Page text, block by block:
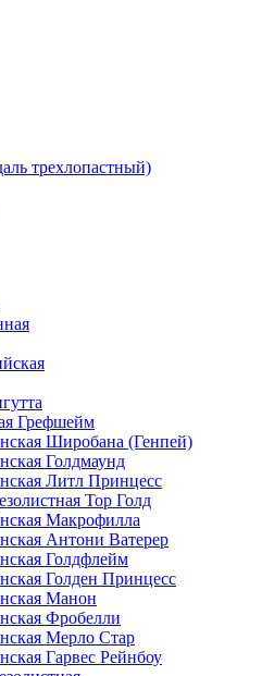
трехлопастный)
Грефшейм
Широбана (Генпей)
Голдмаунд
Литл Принцесс
Тор Голд
Макрофилла
Антони Ватерер
Голдфлейм
Голден Принцесс
Манон
Фробелли
Мерло Стар
Гарвес Рейнбоу